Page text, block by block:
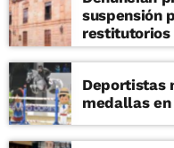
telescopio,
cómo
cohetes o
mirada por
algunos de
aprender en
Básica
suspensión
restitutorios
Facultad de
Deportistas
medallas